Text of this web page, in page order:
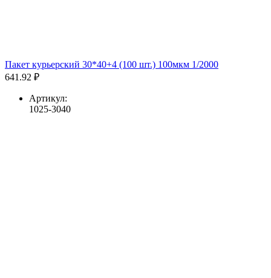
Пакет курьерский 30*40+4 (100 шт.) 100мкм 1/2000
641.92 ₽
Артикул:
1025-3040